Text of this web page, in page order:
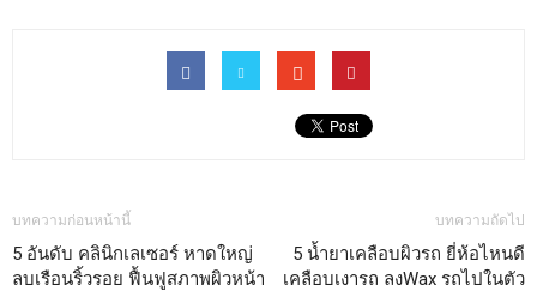
บทความก่อนหน้านี้
5 อันดับ คลินิกเลเซอร์ หาดใหญ่
ลบเรือนริ้วรอย ฟื้นฟูสภาพผิวหน้า
บทความถัดไป
5 น้ำยาเคลือบผิวรถ ยี่ห้อไหนดี
เคลือบเงารถ ลงWax รถไปในตัว